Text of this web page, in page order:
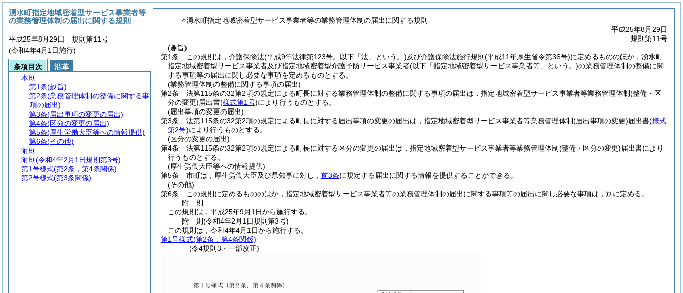
○湧水町指定地域密着型サービス事業者等の業務管理体制の届出に関する規則
平成25年8月29日
規則第11号
(趣旨)
第1条
この規則は，介護保険法(平成9年法律第123号。以下「法」という。)及び介護保険法施行規則 (平成11年厚生省令第36号)に定めるもののほか，湧水町
指定地域密着型サービス事業者及び指定地域密着型介護予防サービス事業者(以下「指定地域密着型サービス事業者等」という。)の業務管理体制の整備に関
する事項等の届出に関し必要な事項を定めるものとする。
(業務管理体制の整備に関する事項の届出)
第2条
法第115条の32第2項の規定による町長に対する業務管理体制の整備に関する事項の届出は，指定地域密着型サービス事業者等業務管理体制(整備・区
分の変更)届出書(様式第1号)により行うものとする。
(届出事項の変更の届出)
第3条
法第115条の32第2項の規定による町長に対する届出事項の変更の届出は，指定地域密着型サービス事業者等業務管理体制(届出事項の変更)届出書(様式
第2号)により行うものとする。
(区分の変更の届出)
第4条
法第115条の32第2項の規定による町長に対する区分の変更の届出は，指定地域密着型サービス事業者等業務管理体制(整備・区分の変更)届出書により
行うものとする。
(厚生労働大臣等への情報提供)
第5条
市町は，厚生労働大臣及び県知事に対し， 前3条に規定する届出に関する情報を提供することができる。
(その他)
第6条
この規則に定めるもののはか，指定地域密着型サービス事業者等の業務管理体制の届出に関する事項等の届出に関し必要な事項は，別に定める。
附 則
この規則は，平成25年9月1日から施行する。
附 則(令和4年2月1日規則第3号)
この規則は，令和4年4月1日から施行する。
第1号様式(第2条，第4条関係)
(令4規則3・一部改正)
湧水町指定地域密着型サービス事業者等
の業務管理体制の届出に関する規則
平成25年8月29日 規則第11号
(令和4年4月1日施行)
条項目次
沿革
本則
第1条(趣旨)
第2条(業務管理体制の整備に関する事
項の届出)
第3条(届出事項の変更の届出)
第4条(区分の変更の届出)
第5条(厚生労働大臣等への情報提供)
第6条(その他)
附則
附則 (令和4年2月1日規則第3号)
第1号様式(第2条，第4条関係)
第2号様式(第3条関係)